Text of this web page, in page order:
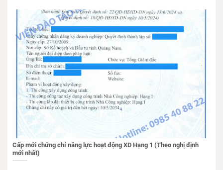
Cấp mới chứng chỉ năng lực hoạt động XD Hạng 1 (Theo nghị định
mới nhất)